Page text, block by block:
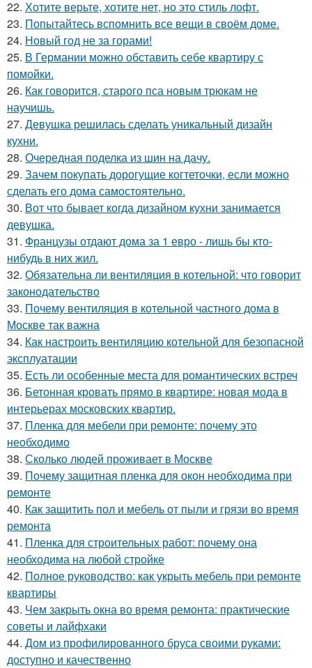
22. Хотите верьте, хотите нет, но это стиль лофт.
23. Попытайтесь вспомнить все вещи в своём доме.
24. Новый год не за горами!
25. В Германии можно обставить себе квартиру с
помойки.
26. Как говорится, старого пса новым трюкам не
научишь.
27. Девушка решилась сделать уникальный дизайн
кухни.
28. Очередная поделка из шин на дачу.
29. Зачем покупать дорогущие когтеточки, если можно
сделать его дома самостоятельно.
30. Вот что бывает когда дизайном кухни занимается
девушка.
31. Французы отдают дома за 1 евро - лишь бы кто-
нибудь в них жил.
32. Обязательна ли вентиляция в котельной: что говорит
законодательство
33. Почему вентиляция в котельной частного дома в
Москве так важна
34. Как настроить вентиляцию котельной для безопасной
эксплуатации
35. Есть ли особенные места для романтических встреч
36. Бетонная кровать прямо в квартире: новая мода в
интерьерах московских квартир.
37. Пленка для мебели при ремонте: почему это
необходимо
38. Сколько людей проживает в Москве
39. Почему защитная пленка для окон необходима при
ремонте
40. Как защитить пол и мебель от пыли и грязи во время
ремонта
41. Пленка для строительных работ: почему она
необходима на любой стройке
42. Полное руководство: как укрыть мебель при ремонте
квартиры
43. Чем закрыть окна во время ремонта: практические
советы и лайфхаки
44. Дом из профилированного бруса своими руками:
доступно и качественно